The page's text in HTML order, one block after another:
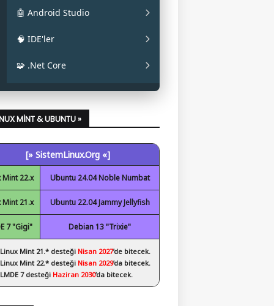
✔ Mainline
✔ Oracle JAVA
✔ OpenJDK
🤖 Android Studio
✔ Android Studio
🧠 IDE'ler
✔ Eclipse
✔ NetBeans
✔ Visual Studio Code
🧩 .Net Core
✔ .Net Core Kurulumu
MINT & UBUNTU »
[» SistemLinux.Org «]
Mint 22.x Ubuntu 24.04 Noble Numbat
Mint 21.x Ubuntu 22.04 Jammy Jellyfish
7 "Gigi" Debian 13 "Trixie"
Mint 21.* desteği Nisan 2027’de bitecek.
Mint 22.* desteği Nisan 2029’da bitecek.
7 desteği Haziran 2030’da bitecek.